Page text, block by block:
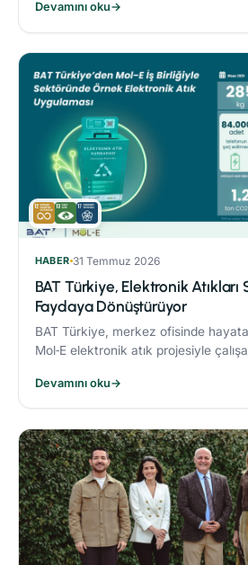
sonucunda %21’lik azaltım sağladı.
Devamını oku→
HABER 31 Temmuz 2026
BAT Türkiye, Elektronik Atıkları
Faydaya Dönüştürüyor
BAT Türkiye, merkez ofisinde
Mol‑E elektronik atık projesiyle
Devamını oku→